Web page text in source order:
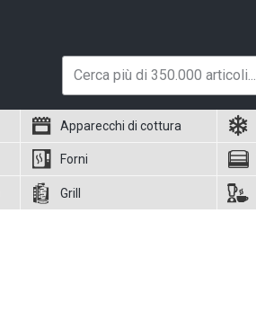
Apparecchi di cottura
Forni
Grill